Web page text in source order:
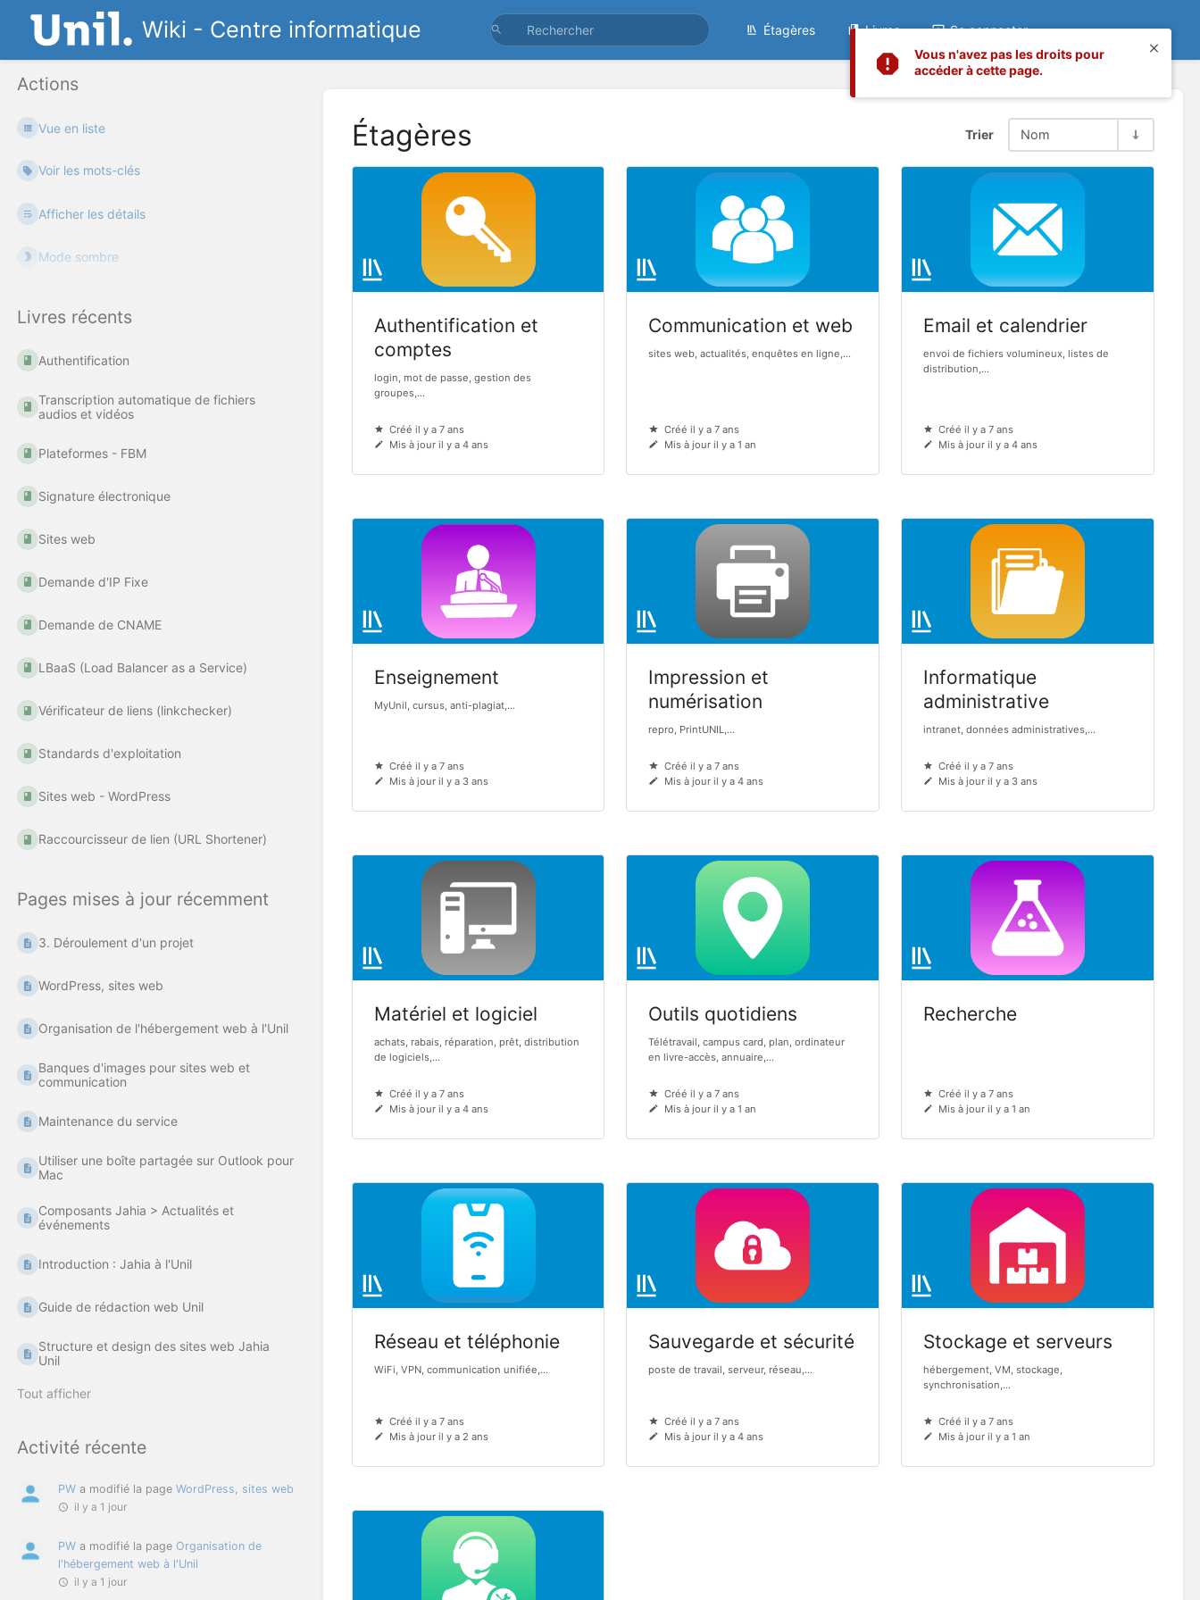
Vous n'avez pas les droits pour
accéder à cette page.
Wiki - Centre informatique Étagères Livres Se connecter
Actions
Vue en liste
Voir les mots-clés
Afficher les détails
Mode sombre
Livres récents
Authentification
Transcription automatique de fichiers
audios et vidéos
Plateformes - FBM
Signature électronique
Sites web
Demande d'IP Fixe
Demande de CNAME
LBaaS (Load Balancer as a Service)
Vérificateur de liens (linkchecker)
Standards d'exploitation
Sites web - WordPress
Raccourcisseur de lien (URL Shortener)
Pages mises à jour récemment
3. Déroulement d'un projet
WordPress, sites web
Organisation de l'hébergement web à l'Unil
Banques d'images pour sites web et
communication
Maintenance du service
Utiliser une boîte partagée sur Outlook pour
Mac
Composants Jahia > Actualités et
événements
Introduction : Jahia à l'Unil
Guide de rédaction web Unil
Structure et design des sites web Jahia
Unil
Tout afficher
Activité récente
PW a modifié la page WordPress, sites web
il y a 1 jour
PW a modifié la page Organisation de
l'hébergement web à l'Unil
il y a 1 jour
Étagères Trier Nom
Authentification et
comptes
login, mot de passe, gestion des
groupes,...
Créé il y a 7 ans
Mis à jour il y a 4 ans
Communication et web
sites web, actualités, enquêtes en ligne,...
Créé il y a 7 ans
Mis à jour il y a 1 an
Email et calendrier
envoi de fichiers volumineux, listes de
distribution,...
Créé il y a 7 ans
Mis à jour il y a 4 ans
Enseignement
MyUnil, cursus, anti-plagiat,...
Créé il y a 7 ans
Mis à jour il y a 3 ans
Impression et
numérisation
repro, PrintUNIL,...
Créé il y a 7 ans
Mis à jour il y a 4 ans
Informatique
administrative
intranet, données administratives,...
Créé il y a 7 ans
Mis à jour il y a 3 ans
Matériel et logiciel
achats, rabais, réparation, prêt, distribution
de logiciels,...
Créé il y a 7 ans
Mis à jour il y a 4 ans
Outils quotidiens
Télétravail, campus card, plan, ordinateur
en livre-accès, annuaire,...
Créé il y a 7 ans
Mis à jour il y a 1 an
Recherche
Créé il y a 7 ans
Mis à jour il y a 1 an
Réseau et téléphonie
WiFi, VPN, communication unifiée,...
Créé il y a 7 ans
Mis à jour il y a 2 ans
Sauvegarde et sécurité
poste de travail, serveur, réseau,...
Créé il y a 7 ans
Mis à jour il y a 4 ans
Stockage et serveurs
hébergement, VM, stockage,
synchronisation,...
Créé il y a 7 ans
Mis à jour il y a 1 an